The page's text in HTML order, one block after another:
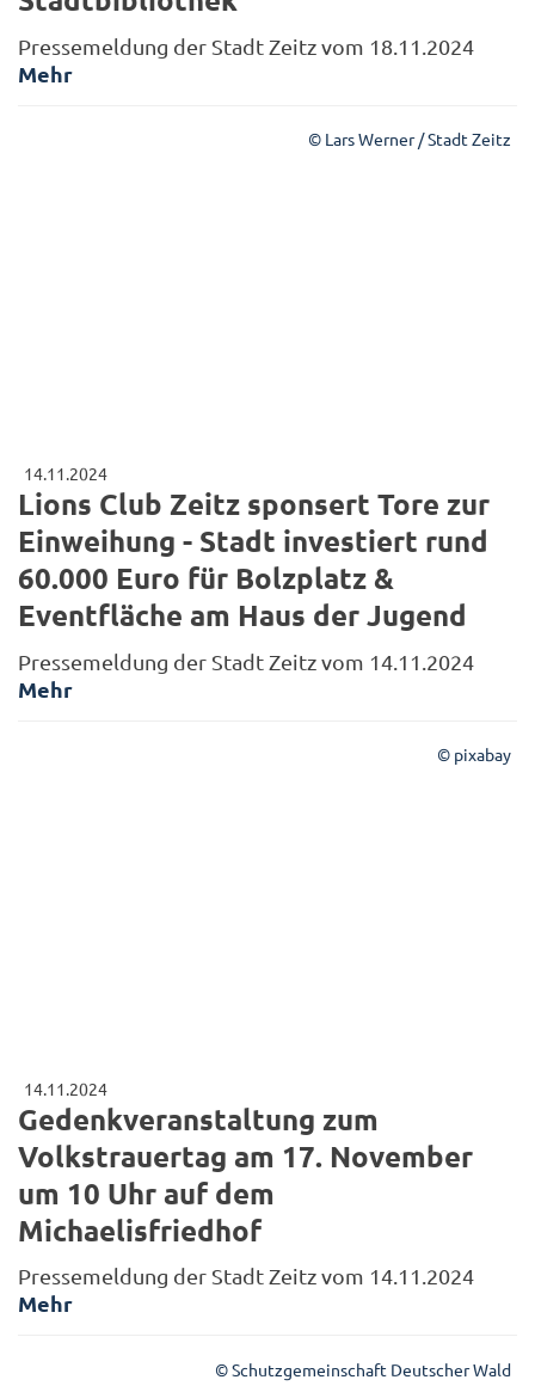
Pressemeldung der Stadt Zeitz vom 18.11.2024
Mehr
© Lars Werner / Stadt Zeitz
14.11.2024
Lions Club Zeitz sponsert Tore zur
Einweihung - Stadt investiert rund
60.000 Euro für Bolzplatz &
Eventfläche am Haus der Jugend
Pressemeldung der Stadt Zeitz vom 14.11.2024
Mehr
© pixabay
14.11.2024
Gedenkveranstaltung zum
Volkstrauertag am 17. November
um 10 Uhr auf dem
Michaelisfriedhof
Pressemeldung der Stadt Zeitz vom 14.11.2024
Mehr
© Schutzgemeinschaft Deutscher Wald